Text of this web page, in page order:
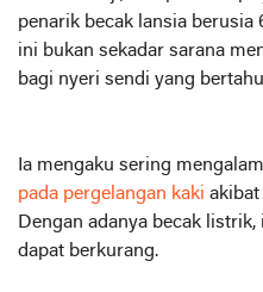
penarik becak lansia berusia
ini bukan sekadar sarana
bagi nyeri sendi yang
Ia mengaku sering
pada pergelangan kaki akibat
Dengan adanya becak
dapat berkurang.